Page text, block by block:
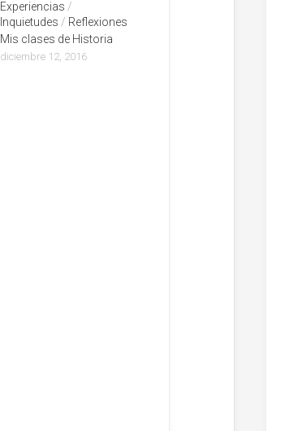
Experiencias /
Inquietudes / Reflexiones
Mis clases de Historia
diciembre 12, 2016